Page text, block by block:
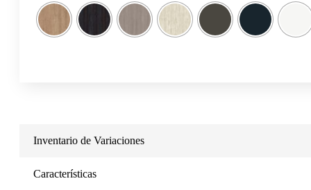
Inventario de Variaciones
Características